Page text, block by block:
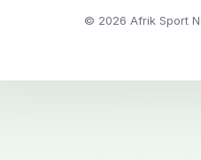
© 2026 Afrik Sport